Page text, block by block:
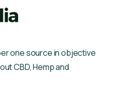
one source in objective
CBD, Hemp and